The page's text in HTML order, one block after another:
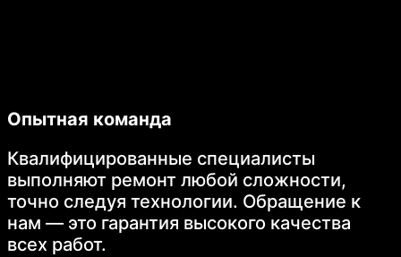
Опытная команда
Квалифицированные специалисты
выполняют ремонт любой сложности,
точно следуя технологии. Обращение к
нам — это гарантия высокого качества
всех работ.